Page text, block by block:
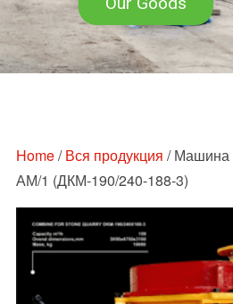
Home/Вся продукция / Машина
АМ/1 (ДКМ-190/240-188-3)